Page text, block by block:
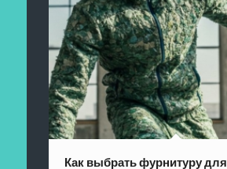
Как выбрать фурнитуру для